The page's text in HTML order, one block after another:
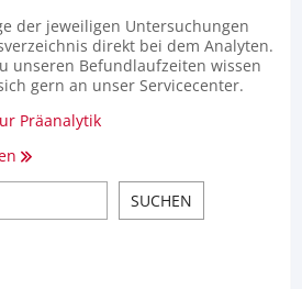
der jeweiligen Untersuchungen
direkt bei dem Analyten.
unseren Befundlaufzeiten wissen
gern an unser Servicecenter.
Präanalytik